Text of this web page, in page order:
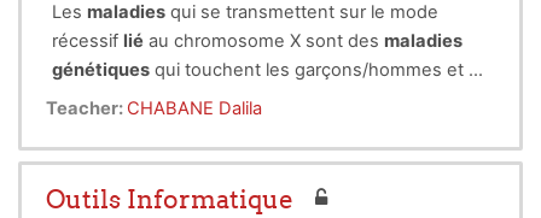
Les maladies qui se transmettent sur le mode
récessif lié au chromosome X sont des maladies
génétiques qui touchent les garçons/hommes et se
transmettent par les femmes. Les dystrophies
lamaladiede Kennedy se transmettent suivant ce
mode.
Teacher: CHABANE Dalila
Outils Informatique